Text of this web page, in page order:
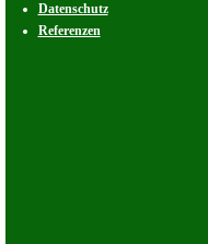
Datenschutz
Referenzen